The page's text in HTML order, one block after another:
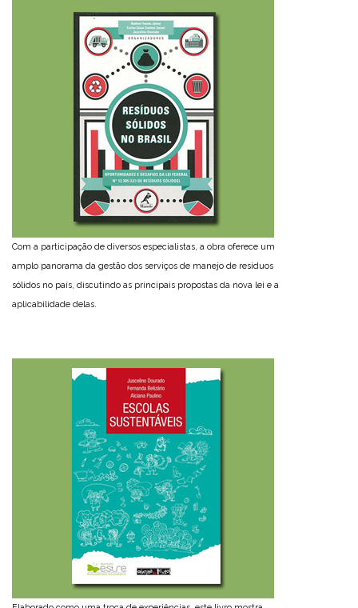
Com a participação de diversos especialistas, a obra oferece um
amplo panorama da gestão dos serviços de manejo de resíduos
sólidos no país, discutindo as principais propostas da nova lei e a
aplicabilidade delas.